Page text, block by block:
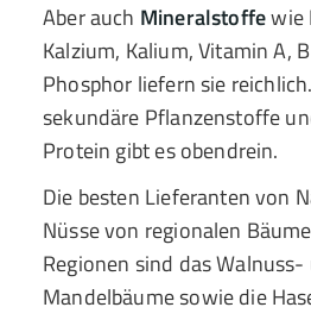
Aber auch Mineralstoffewie
Kalzium, Kalium, Vitamin A,
Phosphor liefern sie
sekundäre Pflanzenstoffe
Protein gibt es obendrein.
Die besten Lieferanten von
Nüsse von regionalen
Regionen sind das Walnuss-
Mandelbäume sowie die